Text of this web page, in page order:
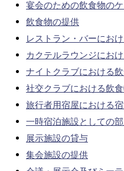
宴会のための飲食物の
飲食物の提供
レストラン・バーにお
カクテルラウンジにお
ナイトクラブにおける
社交クラブにおける飲
旅行者用宿屋における
一時宿泊施設としての
展示施設の貸与
集会施設の提供